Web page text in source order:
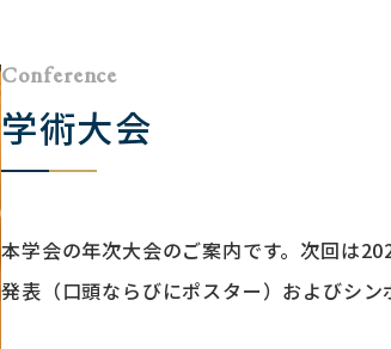
Conference
学術大会
本学会の年次大会のご案内です。次回は
発表（口頭ならびにポスター）およびシン